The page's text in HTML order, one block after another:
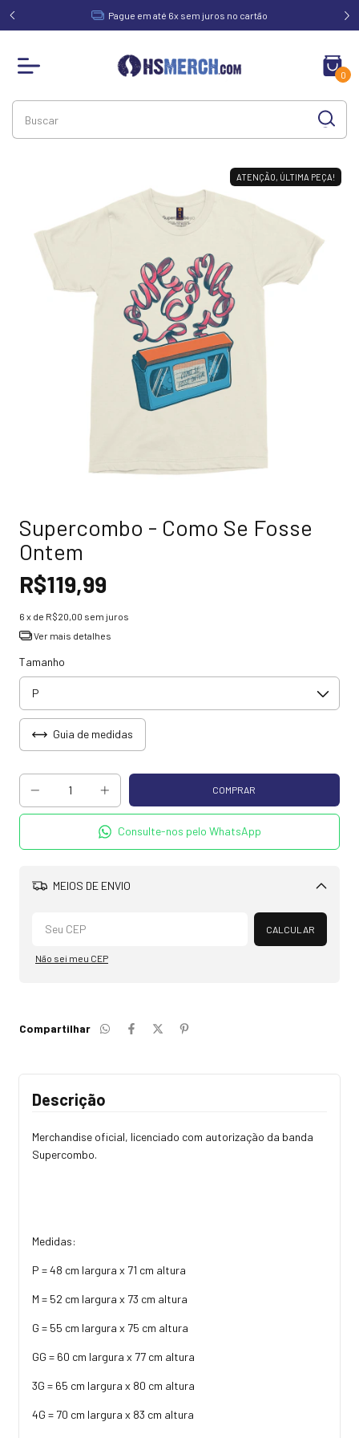
de Pague em até 6x sem juros no cartão
0
ATENÇÃO, ÚLTIMA PEÇA!
Supercombo - Como Se Fosse
Ontem
R$119,99
6 x de R$20,00 sem juros
Ver mais detalhes
Tamanho
Guia de medidas
Consulte-nos pelo WhatsApp
MEIOS DE ENVIO
Alterar CEP
CALCULAR
Não sei meu CEP
Compartilhar
Descrição
Merchandise oficial, licenciado com autorização da banda
Supercombo.
Medidas:
P = 48 cm largura x 71 cm altura
M = 52 cm largura x 73 cm altura
G = 55 cm largura x 75 cm altura
GG = 60 cm largura x 77 cm altura
3G = 65 cm largura x 80 cm altura
4G = 70 cm largura x 83 cm altura